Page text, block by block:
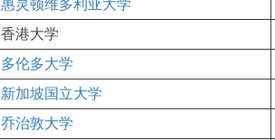
惠灵顿维多利亚大学
香港大学
多伦多大学
新加坡国立大学
乔治敦大学